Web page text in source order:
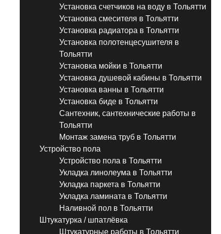
Установка счетчиков на воду в Тольятти
Установка смесителя в Тольятти
Установка радиатора в Тольятти
Установка полотенцесушителя в
Тольятти
Установка мойки в Тольятти
Установка душевой кабины в Тольятти
Установка ванны в Тольятти
Установка биде в Тольятти
Сантехник, сантехнические работы в
Тольятти
Монтаж замена труб в Тольятти
Устройство пола
Устройство пола в Тольятти
Укладка линолеума в Тольятти
Укладка паркета в Тольятти
Укладка ламината в Тольятти
Наливной пол в Тольятти
Штукатурка / шпатлёвка
Штукатурные работы в Тольятти